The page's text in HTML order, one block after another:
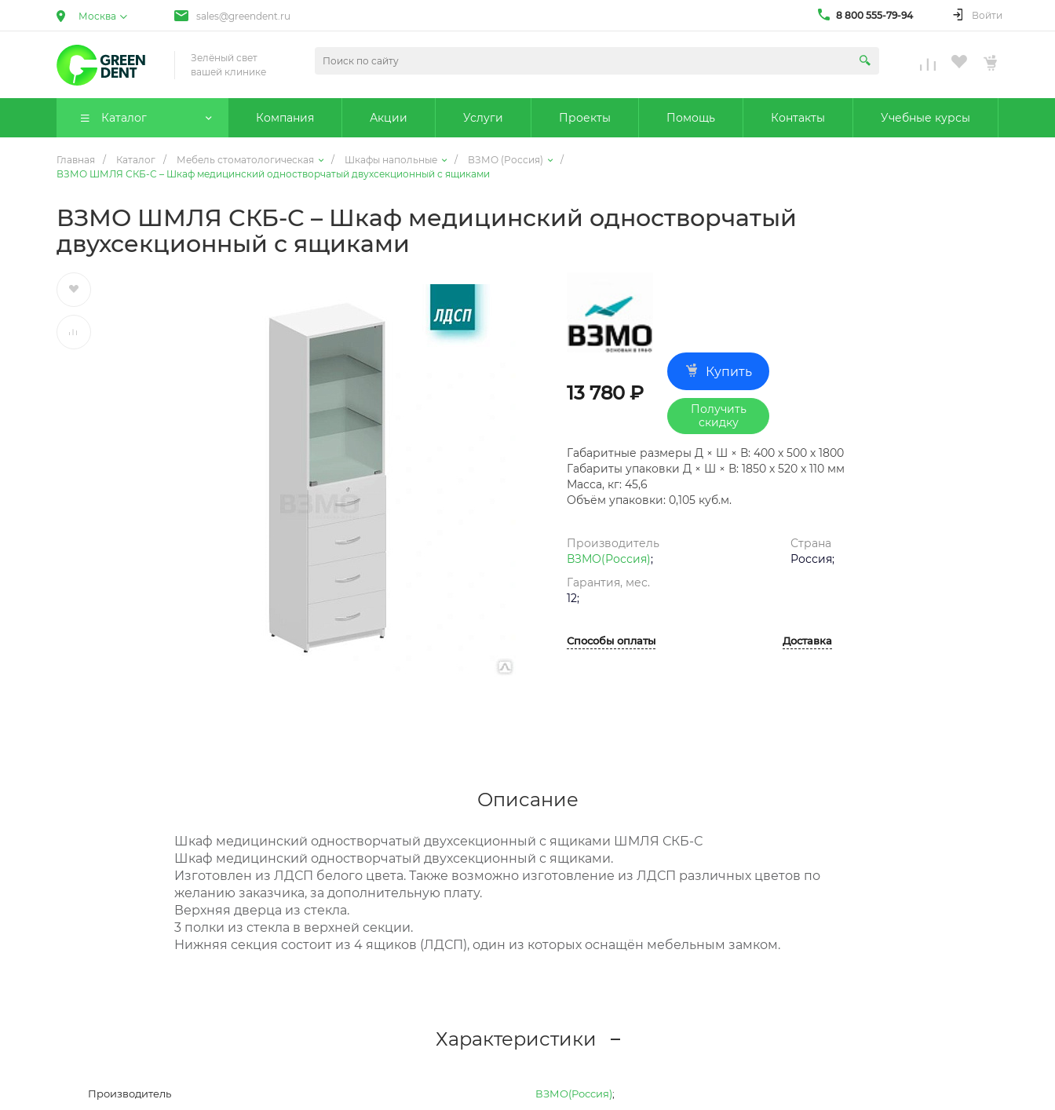
Москва sales@greendent.ru 8 800 555-79-94 Войти
Зелёный свет
вашей клинике
Каталог Компания Акции Услуги Проекты Помощь Контакты Учебные курсы
Главная / Каталог / Мебель стоматологическая / Шкафы напольные / ВЗМО (Россия)
/
ВЗМО ШМЛЯ СКБ-С – Шкаф медицинский одностворчатый двухсекционный с ящиками
ВЗМО ШМЛЯ СКБ-С – Шкаф медицинский одностворчатый
двухсекционный с ящиками
13 780 ₽
Купить
Получить
скидку
Габаритные размеры Д × Ш × В: 400 х 500 х 1800
Габариты упаковки Д × Ш × В: 1850 х 520 х 110 мм
Масса, кг: 45,6
Объём упаковки: 0,105 куб.м.
Производитель
ВЗМО(Россия);
Страна
Россия;
Гарантия, мес.
12;
Способы оплаты Доставка
Описание
Шкаф медицинский одностворчатый двухсекционный с ящиками ШМЛЯ СКБ-С
Шкаф медицинский одностворчатый двухсекционный с ящиками.
Изготовлен из ЛДСП белого цвета. Также возможно изготовление из ЛДСП различных цветов по
желанию заказчика, за дополнительную плату.
Верхняя дверца из стекла.
3 полки из стекла в верхней секции.
Нижняя секция состоит из 4 ящиков (ЛДСП), один из которых оснащён мебельным замком.
Характеристики
Производитель ВЗМО(Россия);